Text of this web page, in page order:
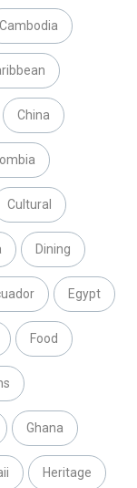
Cambodia
China
Cultural
Dining
Egypt
Food
Ghana
Heritage